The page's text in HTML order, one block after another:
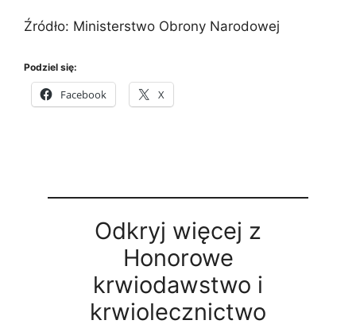
Źródło: Ministerstwo Obrony Narodowej
Podziel się:
Facebook X
Odkryj więcej z
Honorowe
krwiodawstwo i
krwiolecznictwo